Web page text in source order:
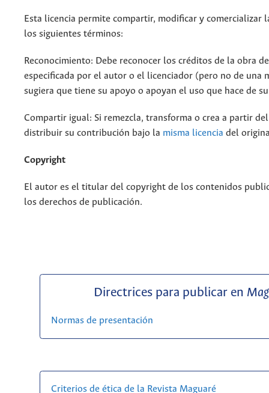
Esta licencia permite compartir, modificar y comercializar
los siguientes términos:
Reconocimiento: Debe reconocer los créditos de la obra
especificada por el autor o el licenciador (pero no de una
sugiera que tiene su apoyo o apoyan el uso que hace de
Compartir igual: Si remezcla, transforma o crea a partir
distribuir su contribución bajo la misma licencia del
Copyright
El autor es el titular del copyright de los contenidos
los derechos de publicación.
Directrices para publicar en
Normas de presentación
Criterios de ética de la Revista Maguaré